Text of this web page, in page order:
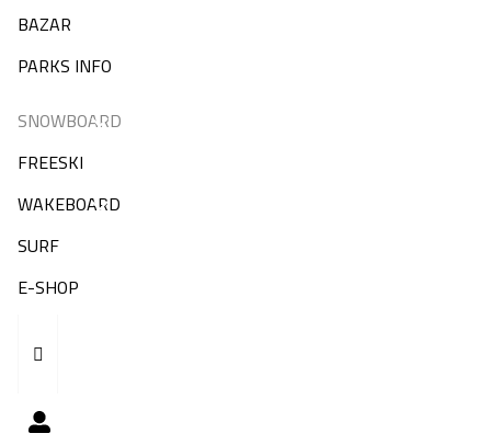
BAZAR
PARKS INFO
SNOWBOARD
FREESKI
WAKEBOARD
SURF
E-SHOP